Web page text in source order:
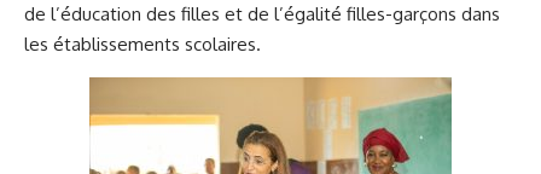
de l’éducation des filles et de l’égalité filles-garçons dans
les établissements scolaires.